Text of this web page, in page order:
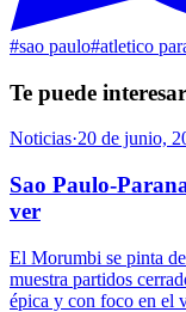
#sao paulo#atletico
Te puede interesar
Noticias·20 de junio,
Sao Paulo-
ver
El Morumbi se pinta
muestra partidos
épica y con foco en el